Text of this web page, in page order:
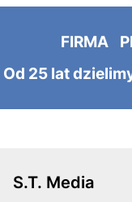
FIRMA
Od 25 lat
S.T. Media